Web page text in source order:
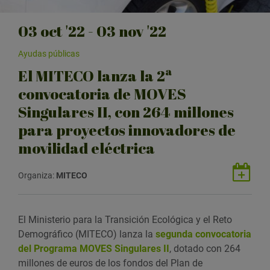
03 oct'22 - 03 nov'22
Ayudas públicas
El MITECO lanza la 2ª
convocatoria de MOVES
Singulares II, con 264 millones
para proyectos innovadores de
movilidad eléctrica
Organiza: MITECO
El Ministerio para la Transición Ecológica y el Reto
Demográfico (MITECO) lanza la segunda convocatoria
del Programa MOVES Singulares II, dotado con 264
millones de euros de los fondos del Plan de